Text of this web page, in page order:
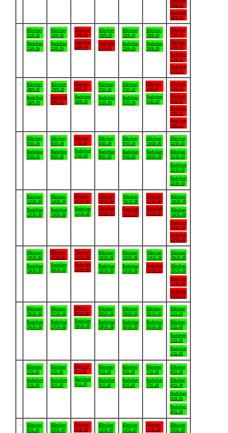
20/9-26
Badviken
20/9-26
Båtviken
21/9-26
Badviken
21/9-26
Båtviken
22/9-26
Badviken
22/9-26
Båtviken
23/9-26
Badviken
23/9-26
Båtviken
24/9-26
Badviken
24/9-26
Båtviken
25/9-26
Badviken
25/9-26
Båtviken
26/9-26
Badviken
26/9-26
Båtviken
27/9-26
Båtviken
27/9-26
Badviken
27/9-26
Badviken
27/9-26
Båtviken
28/9-26
Badviken
28/9-26
Båtviken
29/9-26
Badviken
29/9-26
Båtviken
30/9-26
Badviken
30/9-26
Båtviken
1/10-26
Badviken
1/10-26
Båtviken
2/10-26
Badviken
2/10-26
Båtviken
3/10-26
Badviken
3/10-26
Båtviken
4/10-26
Båtviken
4/10-26
Badviken
4/10-26
Badviken
4/10-26
Båtviken
5/10-26
Badviken
5/10-26
Båtviken
6/10-26
Badviken
6/10-26
Båtviken
7/10-26
Badviken
7/10-26
Båtviken
8/10-26
Badviken
8/10-26
Båtviken
9/10-26
Badviken
9/10-26
Båtviken
10/10-26
Badviken
10/10-26
Båtviken
11/10-26
Båtviken
11/10-26
Badviken
11/10-26
Badviken
11/10-26
Båtviken
12/10-26
Badviken
12/10-26
Båtviken
13/10-26
Badviken
13/10-26
Båtviken
14/10-26
Badviken
14/10-26
Båtviken
15/10-26
Badviken
15/10-26
Båtviken
16/10-26
Badviken
16/10-26
Båtviken
17/10-26
Badviken
17/10-26
Båtviken
18/10-26
Båtviken
18/10-26
Badviken
18/10-26
Badviken
18/10-26
Båtviken
19/10-26
Badviken
19/10-26
Båtviken
20/10-26
Badviken
20/10-26
Båtviken
21/10-26
Badviken
21/10-26
Båtviken
22/10-26
Badviken
22/10-26
Båtviken
23/10-26
Badviken
23/10-26
Båtviken
24/10-26
Badviken
24/10-26
Båtviken
25/10-26
Båtviken
25/10-26
Badviken
25/10-26
Badviken
25/10-26
Båtviken
26/10-26
Badviken
26/10-26
Båtviken
27/10-26
Badviken
27/10-26
Båtviken
28/10-26
Badviken
28/10-26
Båtviken
29/10-26
Badviken
29/10-26
Båtviken
30/10-26
Badviken
30/10-26
Båtviken
31/10-26
Badviken
31/10-26
Båtviken
1/11-26
Båtviken
1/11-26
Badviken
1/11-26
Badviken
1/11-26
Båtviken
2/11-26
Badviken
2/11-26
Båtviken
3/11-26
Badviken
3/11-26
Båtviken
4/11-26
Badviken
4/11-26
Båtviken
5/11-26
Badviken
5/11-26
Båtviken
6/11-26
Badviken
6/11-26
Båtviken
7/11-26
Badviken
7/11-26
Båtviken
8/11-26
Båtviken
8/11-26
Badviken
8/11-26
Badviken
8/11-26
Båtviken
9/11-26
Båtviken
10/11-26
Båtviken
11/11-26
Båtviken
12/11-26
Båtviken
13/11-26
Båtviken
14/11-26
Båtviken
15/11-26